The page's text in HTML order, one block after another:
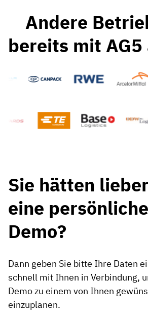
Andere
bereits mit
Sie hätten
eine
Demo?
Dann geben Sie bitte Ihre Daten
schnell mit Ihnen in Verbindung,
Demo zu einem von Ihnen
einzuplanen.